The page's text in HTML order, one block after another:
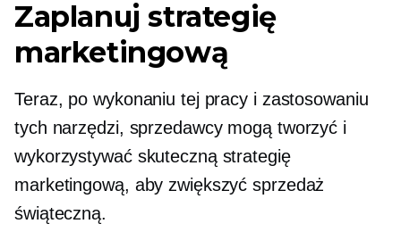
Zaplanuj strategię
marketingową
Teraz, po wykonaniu tej pracy i zastosowaniu
tych narzędzi, sprzedawcy mogą tworzyć i
wykorzystywać skuteczną strategię
marketingową, aby zwiększyć sprzedaż
świąteczną.